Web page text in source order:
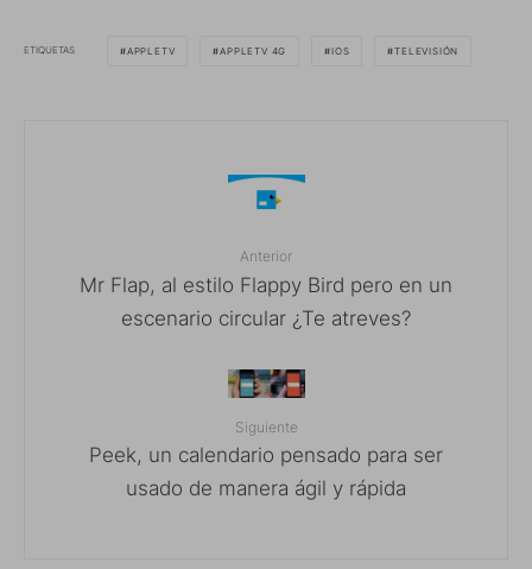
ETIQUETAS APPLETV APPLETV 4G IOS TELEVISIÓN
Anterior
Mr Flap, al estilo Flappy Bird pero en un
escenario circular ¿Te atreves?
Siguiente
Peek, un calendario pensado para ser
usado de manera ágil y rápida